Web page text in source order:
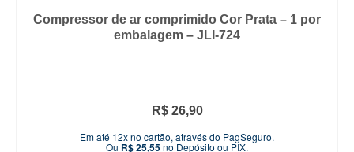
Compressor de ar comprimido Cor Prata – 1 por
embalagem – JLI-724
R$26,90
Em até 12x no cartão, através do PagSeguro.
Ou R$25,55no Depósito ou PIX.